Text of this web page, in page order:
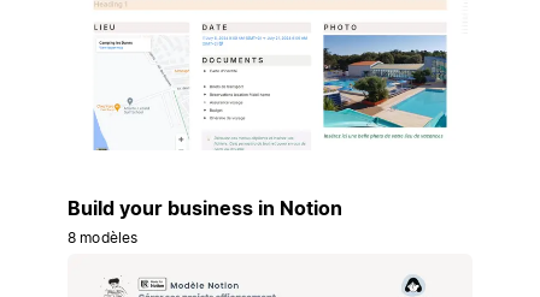
Build your business in Notion
8 modèles